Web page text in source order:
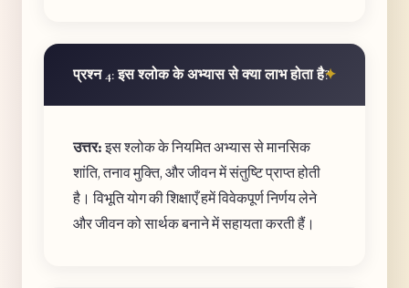
प्रश्न 4: इस श्लोक के अभ्यास से क्या लाभ होता है?
उत्तर:इस श्लोक के नियमित अभ्यास से मानसिक
शांति, तनाव मुक्ति, और जीवन में संतुष्टि प्राप्त होती
है। विभूति योग की शिक्षाएँ हमें विवेकपूर्ण निर्णय लेने
और जीवन को सार्थक बनाने में सहायता करती हैं।